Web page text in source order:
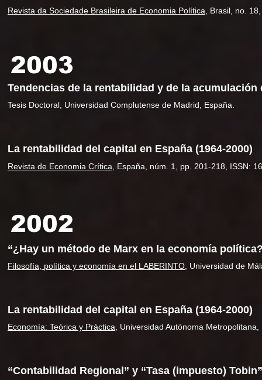
Revista da Sociedade Brasileira de Economia Política , Brasil, no.
2003
Tendencias de la rentabilidad y de la acumulación
Tesis Doctoral, Universidad Complutense de Madrid, España.
La rentabilidad del capital en España (1964-2000)
Revista de Economia Crítica , España, núm. 1, pp. 201-218, ISSN:
2002
“¿Hay un método de Marx en la economía
Filosofía, política y economía en el LABERINTO , Universidad de
La rentabilidad del capital en España (1964-2000)
Economía: Teórica y Práctica , Universidad Autónoma
“Contabilidad Regional” y “Tasa (impuesto) Tobin”